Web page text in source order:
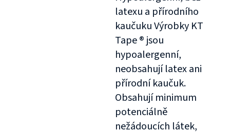
latexu a přírodního
kaučuku Výrobky KT
Tape ® jsou
hypoalergenní,
neobsahují latex ani
přírodní kaučuk.
Obsahují minimum
potenciálně
nežádoucích látek,